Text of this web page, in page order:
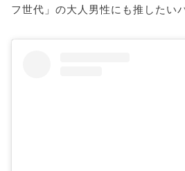
フ世代」の大人男性にも推したい